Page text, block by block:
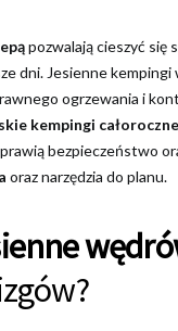
pozwalają cieszyć się
dni. Jesienne
ogrzewania i
kempingi całoroczne
bezpieczeństwo
oraz narzędzia do planu.